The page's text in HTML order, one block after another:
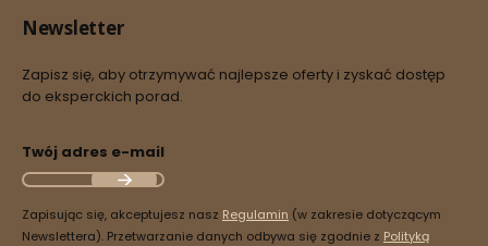
Newsletter
Zapisz się, aby otrzymywać najlepsze oferty i zyskać dostęp
do eksperckich porad.
Twój adres e-mail
Zapisując się, akceptujesz nasz Regulamin (w zakresie dotyczącym
Newslettera). Przetwarzanie danych odbywa się zgodnie z Polityką